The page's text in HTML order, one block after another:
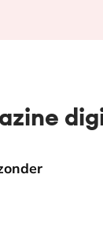
zorgen